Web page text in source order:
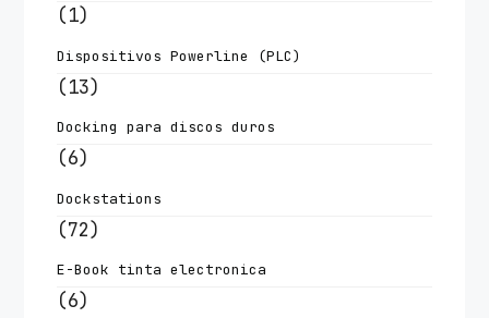
(1)
Dispositivos Powerline (PLC)
(13)
Docking para discos duros
(6)
Dockstations
(72)
E-Book tinta electronica
(6)